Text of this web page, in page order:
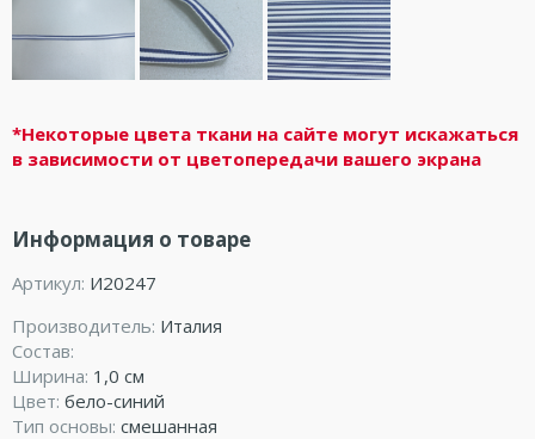
*Некоторые цвета ткани на сайте могут искажаться
в зависимости от цветопередачи вашего экрана
Информация о товаре
Артикул: И20247
Производитель: Италия
Состав:
Ширина: 1,0 см
Цвет: бело-синий
Тип основы: смешанная